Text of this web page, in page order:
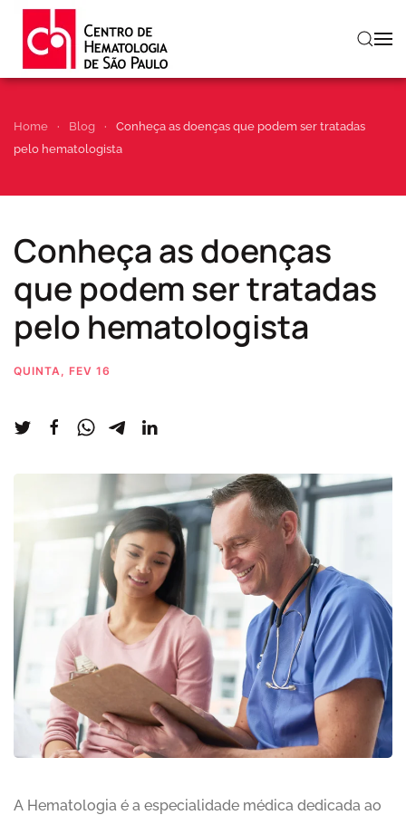
Skip to main content
Home Blog
Conheça as doenças que podem ser tratadas
pelo hematologista
Conheça as doenças
que podem ser tratadas
pelo hematologista
QUINTA, FEV 16
A Hematologia é a especialidade médica dedicada ao